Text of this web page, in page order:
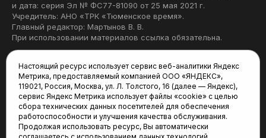
и дата: серия Эл № ФС77-81090 от 25 мая 2021 г.
Учредитель: АНО «ТРК «Тюменское время».
Главный редактор: Мартынов В. В.
При использовании материалов ссылка обязательна.
Редакция:
625035, Тюмень, пр. Геологоразведчиков, 28А
(3452) 68-22-28
tum-arena@mail.ru
Настоящий ресурс использует сервис веб-аналитики Яндекс
Метрика, предоставляемый компанией ООО «ЯНДЕКС»,
119021, Россия, Москва, ул. Л. Толстого, 16 (далее — Яндекс),
сервис Яндекс Метрика использует файлы «cookie» с целью
сбора технических данных посетителей для обеспечения
работоспособности и улучшения качества обслуживания.
Продолжая использовать ресурс, Вы автоматически